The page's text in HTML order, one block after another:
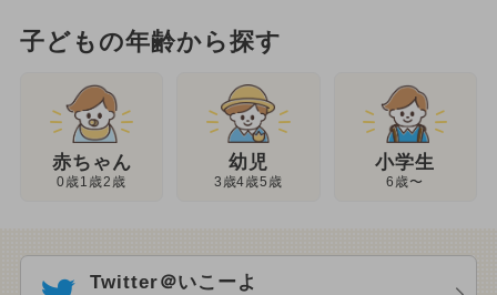
子どもの年齢から探す
赤ちゃん
0歳1歳2歳
幼児
3歳4歳5歳
小学生
6歳〜
Twitter＠いこーよ